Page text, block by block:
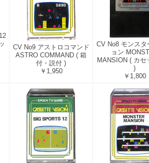
CV No9 アストロコマンド
ASTRO COMMAND ( 箱
付・説付 )
￥1,950
CV No8 モンスタ
ョン
MANSION ( カセ
)
￥1,800